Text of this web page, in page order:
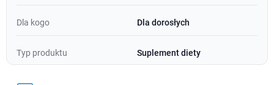
Dla kogo Dla dorosłych
Typ produktu Suplement diety